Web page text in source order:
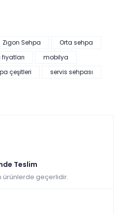
Zigon Sehpa
Orta sehpa
mobilya
çeşitleri
servis sehpası
Teslim
ürünlerde geçerlidir.